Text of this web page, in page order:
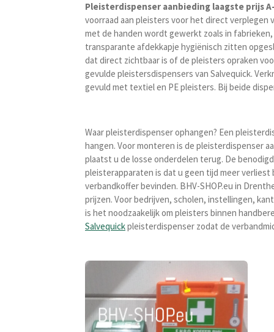
Pleisterdispenser aanbieding laagste prijs
voorraad aan pleisters voor het direct verplegen
met de handen wordt gewerkt zoals in
transparante afdekkapje hygiënisch zitten
dat direct zichtbaar is of de pleisters opraken
gevulde pleistersdispensers van Salvequick.
gevuld met textiel en PE pleisters. Bij beide
Waar pleisterdispenser ophangen? Een
hangen. Voor monteren is de pleisterdispenser
plaatst u de losse onderdelen terug. De
pleisterapparaten is dat u geen tijd meer verliest
verbandkoffer bevinden. BHV-SHOP.eu in
prijzen. Voor bedrijven, scholen, instellingen,
is het noodzaakelijk om pleisters binnen
Salvequickpleisterdispenser zodat de